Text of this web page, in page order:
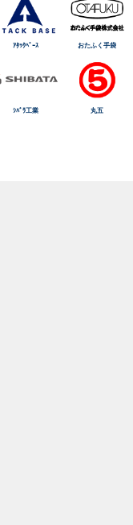
ｱﾀｯｸﾍﾞｰｽ おたふく手袋
ｼﾊﾞﾗ工業 丸五